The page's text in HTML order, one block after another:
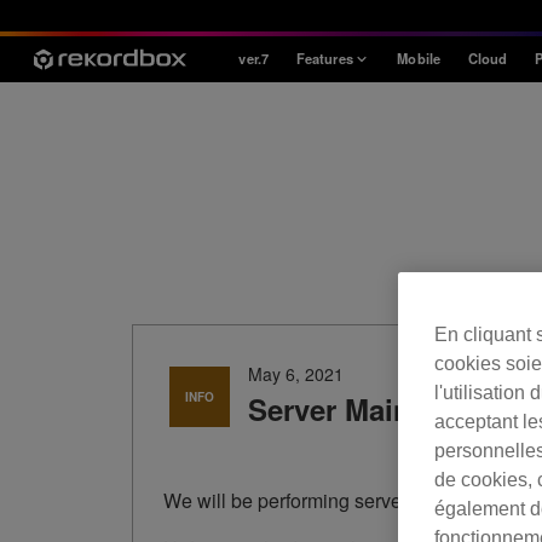
ver.7 Features Mobile Cloud
INFO
May 6, 2021
Server Maintenance
We will be performing server maintenance
En cliquant
cookies
l'utilisation
acceptant
de cookies,
également